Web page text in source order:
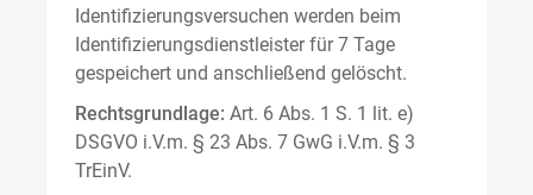
Identifizierungsversuchen werden beim
Identifizierungsdienstleister für 7 Tage
gespeichert und anschließend gelöscht.
Rechtsgrundlage: Art. 6 Abs. 1 S. 1 lit. e)
DSGVO i.V.m. § 23 Abs. 7 GwG i.V.m. § 3
TrEinV.